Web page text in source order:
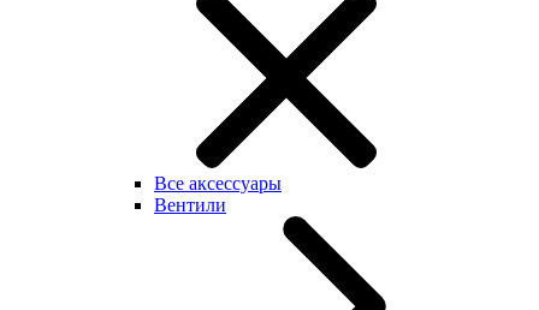
Все аксессуары
Вентили